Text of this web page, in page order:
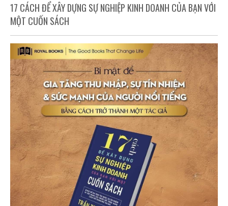
17 CÁCH ĐỂ XÂY DỰNG SỰ NGHIỆP KINH DOANH CỦA BẠN VỚI
MỘT CUỐN SÁCH